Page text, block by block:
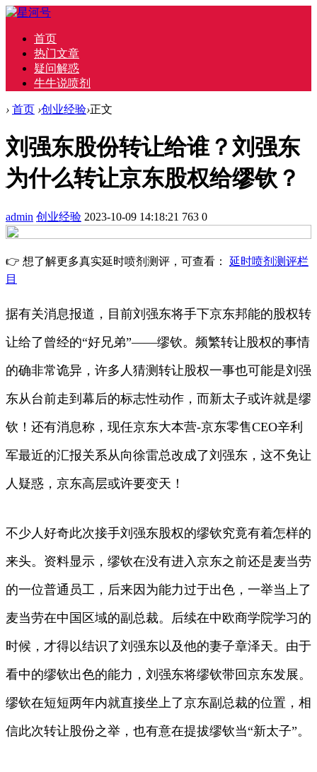
首页
热门文章
疑问解惑
牛牛说喷剂
› 首页 ›创业经验›正文
刘强东股份转让给谁？刘强东
为什么转让京东股权给缪钦？
admin 创业经验 2023-10-09 14:18:21 763 0
👉 想了解更多真实延时喷剂测评，可查看： 延时喷剂测评栏
目
据有关消息报道，目前刘强东将手下京东邦能的股权转
让给了曾经的“好兄弟”——缪钦。频繁转让股权的事情
的确非常诡异，许多人猜测转让股权一事也可能是刘强
东从台前走到幕后的标志性动作，而新太子或许就是缪
钦！还有消息称，现任京东大本营-京东零售CEO辛利
军最近的汇报关系从向徐雷总改成了刘强东，这不免让
人疑惑，京东高层或许要变天！
不少人好奇此次接手刘强东股权的缪钦究竟有着怎样的
来头。资料显示，缪钦在没有进入京东之前还是麦当劳
的一位普通员工，后来因为能力过于出色，一举当上了
麦当劳在中国区域的副总裁。后续在中欧商学院学习的
时候，才得以结识了刘强东以及他的妻子章泽天。由于
看中的缪钦出色的能力，刘强东将缪钦带回京东发展。
缪钦在短短两年内就直接坐上了京东副总裁的位置，相
信此次转让股份之举，也有意在提拔缪钦当“新太子”。